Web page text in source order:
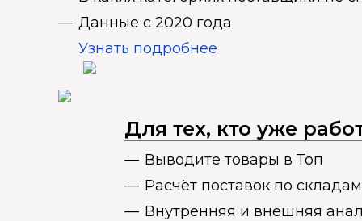
Данные с 2020 года
Узнать подробнее
Для тех, кто уже
Выводите товары в Топ
Расчёт поставок по складам
Внутренняя и внешняя